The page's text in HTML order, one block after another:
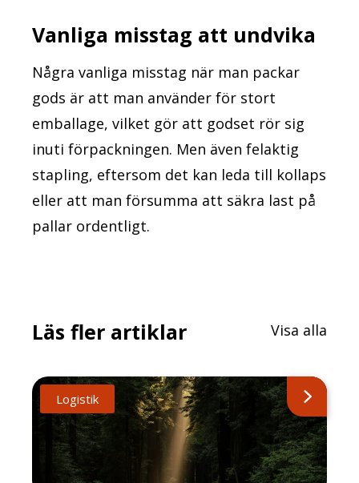
Vanliga misstag att undvika
Några vanliga misstag när man packar
gods är att man använder för stort
emballage, vilket gör att godset rör sig
inuti förpackningen. Men även felaktig
stapling, eftersom det kan leda till kollaps
eller att man försumma att säkra last på
pallar ordentligt.
Läs fler artiklar Visa alla
Logistik